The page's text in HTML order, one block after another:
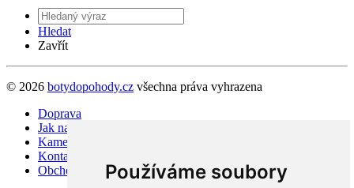
Používáme soubory
Hledat
Zavřít
© 2026 botydopohody.cz všechna práva vyhrazena
Doprava
Jak nakupovat ?
Kamenná prodejna v Liberci
Kontakt
Obchodní podmínky